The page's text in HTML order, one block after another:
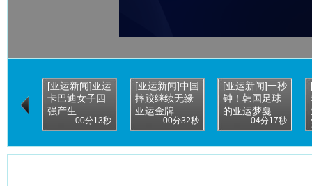
[亚运新闻]亚运
卡巴迪女子四
强产生
00分13秒
[亚运新闻]中国
摔跤继续无缘
亚运金牌
00分32秒
[亚运新闻]一秒
钟！韩国足球
的亚运梦戛...
04分17秒